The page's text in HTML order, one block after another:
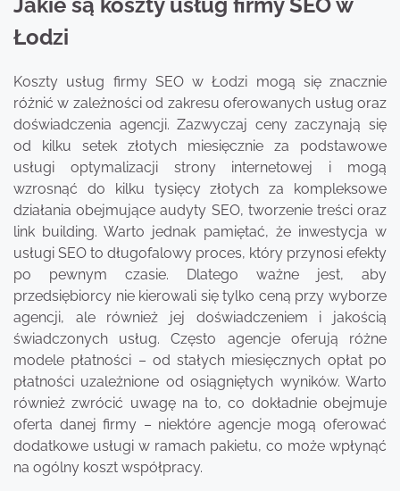
Łodzi
Koszty usług firmy SEO w Łodzi mogą się znacznie
różnić w zależności od zakresu oferowanych usług oraz
doświadczenia agencji. Zazwyczaj ceny zaczynają się
od kilku setek złotych miesięcznie za podstawowe
usługi optymalizacji strony internetowej i mogą
wzrosnąć do kilku tysięcy złotych za kompleksowe
działania obejmujące audyty SEO, tworzenie treści oraz
link building. Warto jednak pamiętać, że inwestycja w
usługi SEO to długofalowy proces, który przynosi efekty
po pewnym czasie. Dlatego ważne jest, aby
przedsiębiorcy nie kierowali się tylko ceną przy wyborze
agencji, ale również jej doświadczeniem i jakością
świadczonych usług. Często agencje oferują różne
modele płatności – od stałych miesięcznych opłat po
płatności uzależnione od osiągniętych wyników. Warto
również zwrócić uwagę na to, co dokładnie obejmuje
oferta danej firmy – niektóre agencje mogą oferować
dodatkowe usługi w ramach pakietu, co może wpłynąć
na ogólny koszt współpracy.